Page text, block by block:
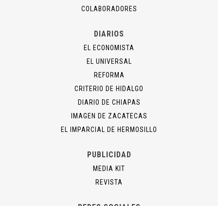
COLABORADORES
DIARIOS
EL ECONOMISTA
EL UNIVERSAL
REFORMA
CRITERIO DE HIDALGO
DIARIO DE CHIAPAS
IMAGEN DE ZACATECAS
EL IMPARCIAL DE HERMOSILLO
PUBLICIDAD
MEDIA KIT
REVISTA